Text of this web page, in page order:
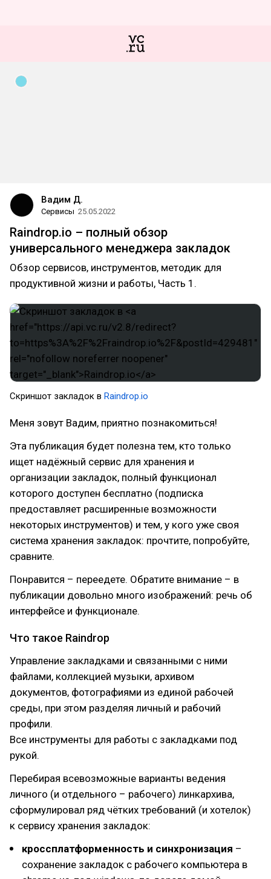
Вадим Д.
Сервисы 25.05.2022
Raindrop.io – полный обзор
универсального менеджера закладок
Обзор сервисов, инструментов, методик для
продуктивной жизни и работы, Часть 1.
Скриншот закладок в Raindrop.io
Меня зовут Вадим, приятно познакомиться!
Эта публикация будет полезна тем, кто только
ищет надёжный сервис для хранения и
организации закладок, полный функционал
которого доступен бесплатно (подписка
предоставляет расширенные возможности
некоторых инструментов) и тем, у кого уже своя
система хранения закладок: прочтите, попробуйте,
сравните.
Понравится – переедете. Обратите внимание – в
публикации довольно много изображений: речь об
интерфейсе и функционале.
Что такое Raindrop
Управление закладками и связанными с ними
файлами, коллекцией музыки, архивом
документов, фотографиями из единой рабочей
среды, при этом разделяя личный и рабочий
профили.
Все инструменты для работы с закладками под
рукой.
Перебирая всевозможные варианты ведения
личного (и отдельного – рабочего) линкархива,
сформулировал ряд чётких требований (и хотелок)
к сервису хранения закладок:
кроссплатформенность и синхронизация –
сохранение закладок с рабочего компьютера в